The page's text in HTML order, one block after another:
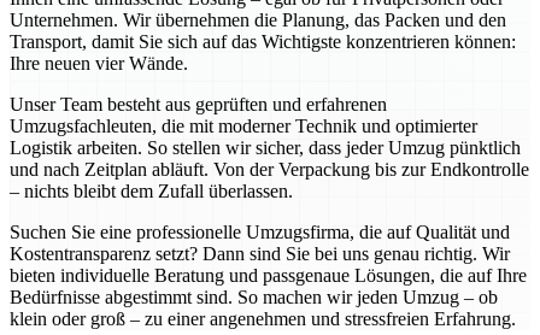
Unternehmen. Wir übernehmen die Planung, das Packen und den
Transport, damit Sie sich auf das Wichtigste konzentrieren können:
Ihre neuen vier Wände.
Unser Team besteht aus geprüften und erfahrenen
Umzugsfachleuten, die mit moderner Technik und optimierter
Logistik arbeiten. So stellen wir sicher, dass jeder Umzug pünktlich
und nach Zeitplan abläuft. Von der Verpackung bis zur Endkontrolle
– nichts bleibt dem Zufall überlassen.
Suchen Sie eine professionelle Umzugsfirma, die auf Qualität und
Kostentransparenz setzt? Dann sind Sie bei uns genau richtig. Wir
bieten individuelle Beratung und passgenaue Lösungen, die auf Ihre
Bedürfnisse abgestimmt sind. So machen wir jeden Umzug – ob
klein oder groß – zu einer angenehmen und stressfreien Erfahrung.